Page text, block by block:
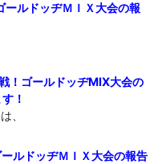
ルドッヂＭＩＸ大会の報
！ゴールドッヂMIX大会の
！
、
ルドッヂＭＩＸ大会の報告